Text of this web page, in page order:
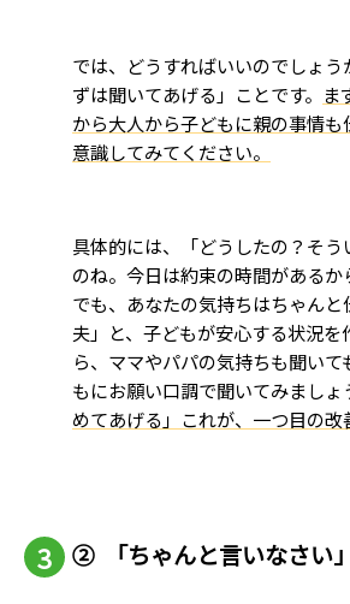
では、どうすればいいのでしょう
ずは聞いてあげる」ことです。 ま
から大人から子どもに親の事情
意識してみてください。
具体的には、「どうしたの？そう
のね。今日は約束の時間があるか
でも、あなたの気持ちはちゃん
夫」と、子どもが安心する状況を
ら、ママやパパの気持ちも聞い
もにお願い口調で聞いてみましょ
めてあげる」これが、一つ目の改
② 「ちゃんと言いなさい」